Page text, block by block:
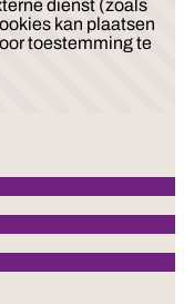
dienst (zoals
kan plaatsen
toestemming te